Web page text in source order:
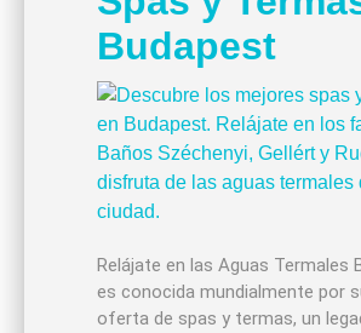
Budapest
Relájate en las Aguas Termales
es conocida mundialmente por
oferta de spas y termas, un